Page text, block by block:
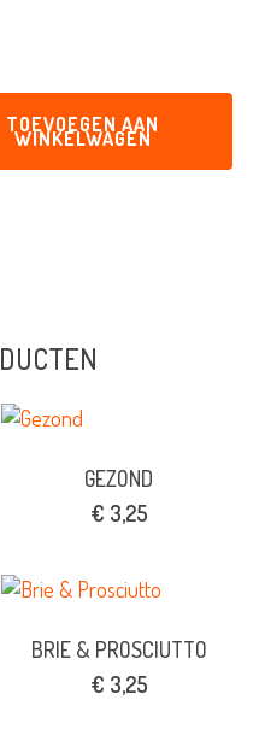
TOEVOEGEN AAN
WINKELWAGEN
GEZOND
€ 3,25
BRIE & PROSCIUTTO
€ 3,25